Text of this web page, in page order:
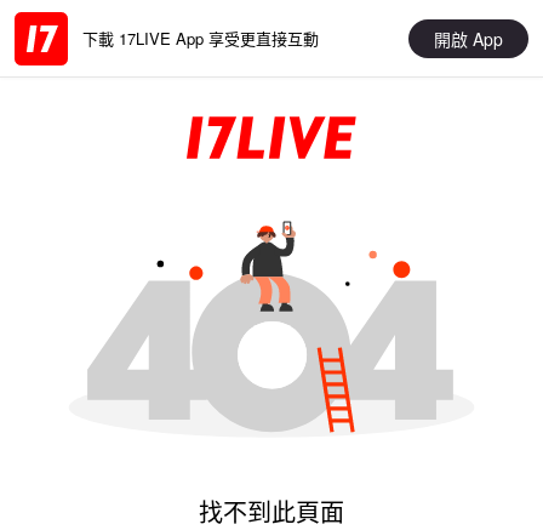
下載 17LIVE App 享受更直接互動 開啟 App
找不到此頁面